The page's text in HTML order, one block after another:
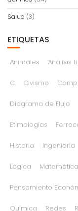
Salud (3)
ETIQUETAS
Animales Análisis
C Civismo
Diagrama de Flujo
Etimologías
Historia Ingeniería
Lógica
Pensamiento
Química Redes